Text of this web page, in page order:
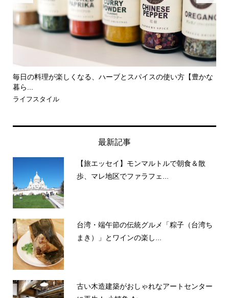
【レシピ】チキングリルの自家製りんごソース
食とお酒
歩、マレ地区でファラフェ...
まき）」とワインの楽し...
に再生！ 小轉角 Ar...